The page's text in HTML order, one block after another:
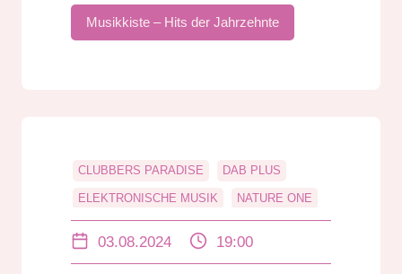
Musikkiste – Hits der Jahrzehnte
CLUBBERS PARADISE DAB PLUS
ELEKTRONISCHE MUSIK NATURE ONE
UKW
03.08.2024 19:00